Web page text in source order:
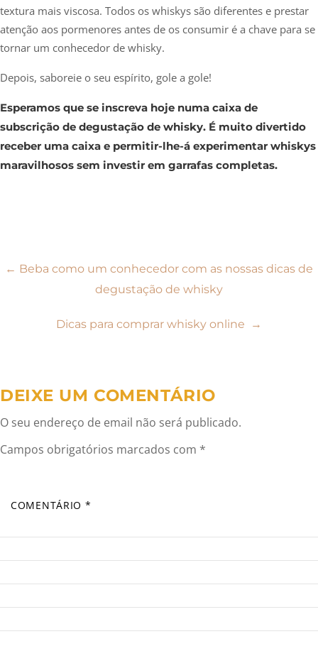
textura mais viscosa. Todos os whiskys são diferentes e prestar
atenção aos pormenores antes de os consumir é a chave para se
tornar um conhecedor de whisky.
Depois, saboreie o seu espírito, gole a gole!
Esperamos que se inscreva hoje numa caixa de
subscrição de degustação de whisky. É muito divertido
receber uma caixa e permitir-lhe-á experimentar whiskys
maravilhosos sem investir em garrafas completas.
Navegação
artigos
← Beba como um conhecedor com as nossas dicas de
degustação de whisky
Dicas para comprar whisky online →
DEIXE UM COMENTÁRIO
O seu endereço de email não será publicado.
Campos obrigatórios marcados com *
COMENTÁRIO *